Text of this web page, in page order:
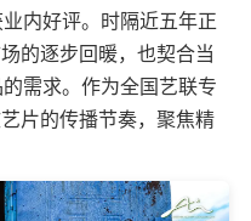
内好评。时隔近五年正
的逐步回暖，也契合当
需求。作为全国艺联专
片的传播节奏，聚焦精